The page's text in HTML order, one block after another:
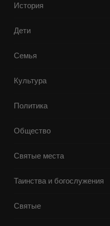
История
Дети
Семья
Культура
Политика
Общество
Святые места
Таинства и богослужения
Святые